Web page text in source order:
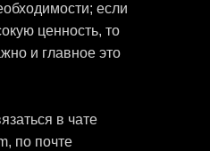
если
ценность, то
и главное это
в чате
по почте